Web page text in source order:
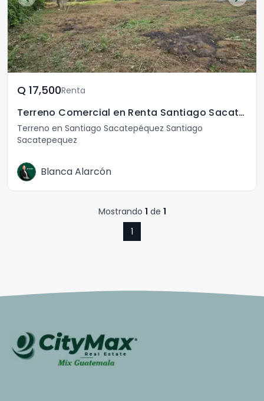
Q	17,500Renta
Terreno Comercial en Renta Santiago Sacatepéquez
Terreno en Santiago Sacatepéquez Santiago
Sacatepequez
Blanca Alarcón
Mostrando 1 de 1
1